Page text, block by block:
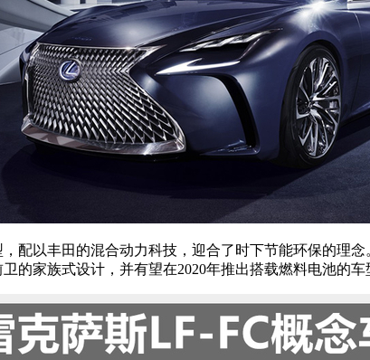
配以丰田的混合动力科技，迎合了时下节能环保的理
的家族式设计，并有望在2020年推出搭载燃料电池的车